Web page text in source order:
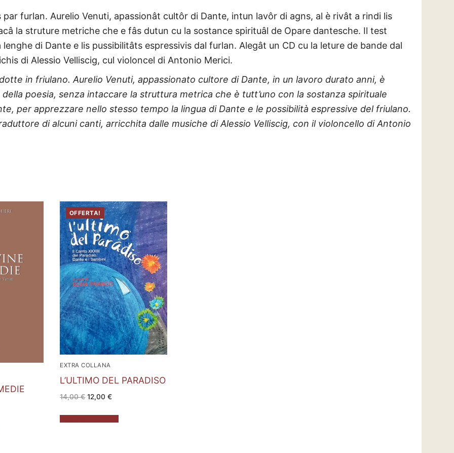
furlan. Aurelio Venuti, apassionât cultôr di Dante, intun lavôr di agns, al è rivât a rindi lis
la struture metriche che e fâs dutun cu la sostance spirituâl de Opare dantesche. Il test
di Dante e lis pussibilitâts espressivis dal furlan. Alegât un CD cu la leture de bande dal
di Alessio Velliscig, cul violoncel di Antonio Merici.
in friulano. Aurelio Venuti, appassionato cultore di Dante, in un lavoro durato anni, è
poesia, senza intaccare la struttura metrica che è tutt’uno con la sostanza spirituale
per apprezzare nello stesso tempo la lingua di Dante e le possibilità espressive del friulano.
di alcuni canti, arricchita dalle musiche di Alessio Velliscig, con il violoncello di Antonio
€.
OFFERTA!
EXTRA COLLANA
L’ULTIMO DEL PARADISO
14,00€ Il
prezzo
era:
14,00 €.
12,00€Il
è:
12,00 €.